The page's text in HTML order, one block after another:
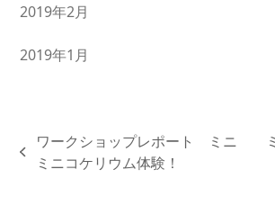
2019年2月
2019年1月
previous
ワークショップレポート ミニ
ミニコケリウム体験！